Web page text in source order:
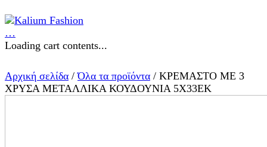
…
Loading cart contents...
Αρχική σελίδα /Όλα τα προϊόντα / ΚΡΕΜΑΣΤΟ ΜΕ 3
ΧΡΥΣΑ ΜΕΤΑΛΛΙΚΑ ΚΟΥΔΟΥΝΙΑ 5Χ33ΕΚ